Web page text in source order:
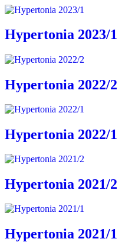
Hypertonia 2023/1
Hypertonia 2022/2
Hypertonia 2022/1
Hypertonia 2021/2
Hypertonia 2021/1